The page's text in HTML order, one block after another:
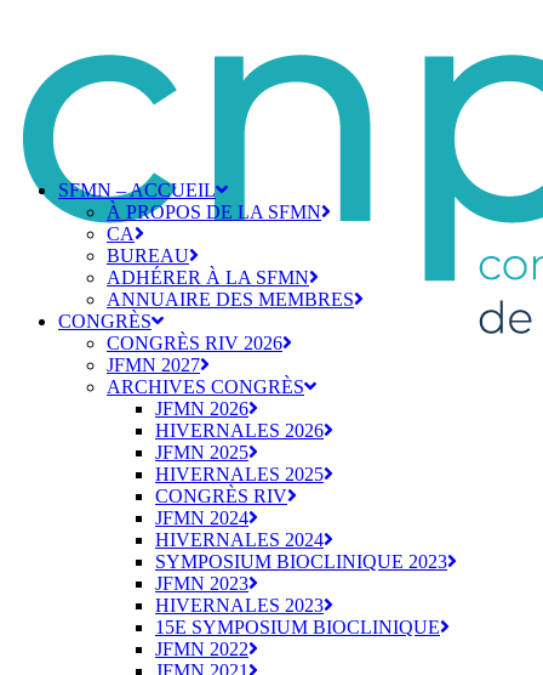
SFMN – ACCUEIL
À PROPOS DE LA SFMN
CA
BUREAU
ADHÉRER À LA SFMN
ANNUAIRE DES MEMBRES
CONGRÈS
CONGRÈS RIV 2026
JFMN 2027
ARCHIVES CONGRÈS
JFMN 2026
HIVERNALES 2026
JFMN 2025
HIVERNALES 2025
CONGRÈS RIV
JFMN 2024
HIVERNALES 2024
SYMPOSIUM BIOCLINIQUE 2023
JFMN 2023
HIVERNALES 2023
15E SYMPOSIUM BIOCLINIQUE
JFMN 2022
JFMN 2021